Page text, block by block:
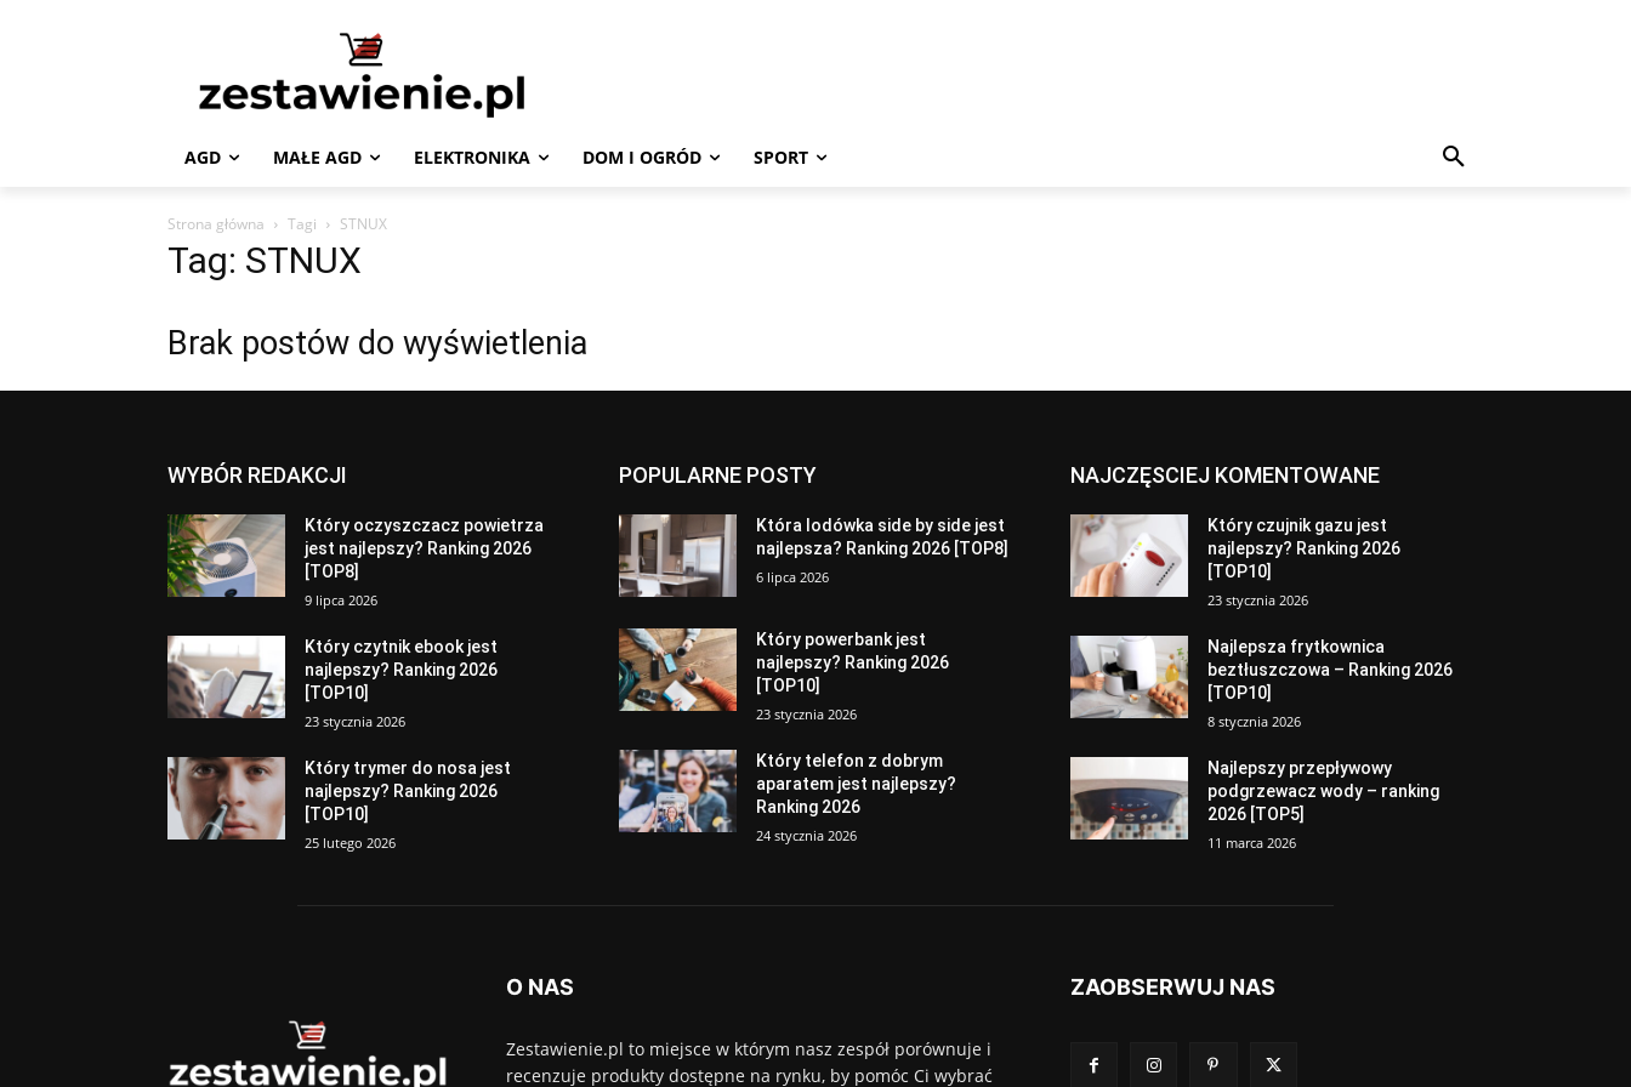
AGD MAŁE AGD ELEKTRONIKA DOM I OGRÓD SPORT
Strona główna Tagi STNUX
Tag: STNUX
Brak postów do wyświetlenia
WYBÓR REDAKCJI
Który oczyszczacz powietrza
jest najlepszy? Ranking 2026
[TOP8]
9 lipca 2026
Który czytnik ebook jest
najlepszy? Ranking 2026
[TOP10]
23 stycznia 2026
Który trymer do nosa jest
najlepszy? Ranking 2026
[TOP10]
25 lutego 2026
POPULARNE POSTY
Która lodówka side by side jest
najlepsza? Ranking 2026 [TOP8]
6 lipca 2026
Który powerbank jest
najlepszy? Ranking 2026
[TOP10]
23 stycznia 2026
Który telefon z dobrym
aparatem jest najlepszy?
Ranking 2026
24 stycznia 2026
NAJCZĘSCIEJ KOMENTOWANE
Który czujnik gazu jest
najlepszy? Ranking 2026
[TOP10]
23 stycznia 2026
Najlepsza frytkownica
beztłuszczowa – Ranking 2026
[TOP10]
8 stycznia 2026
Najlepszy przepływowy
podgrzewacz wody – ranking
2026 [TOP5]
11 marca 2026
O NAS
Zestawienie.pl to miejsce w którym nasz zespół porównuje i
recenzuje produkty dostępne na rynku, by pomóc Ci wybrać
ZAOBSERWUJ NAS